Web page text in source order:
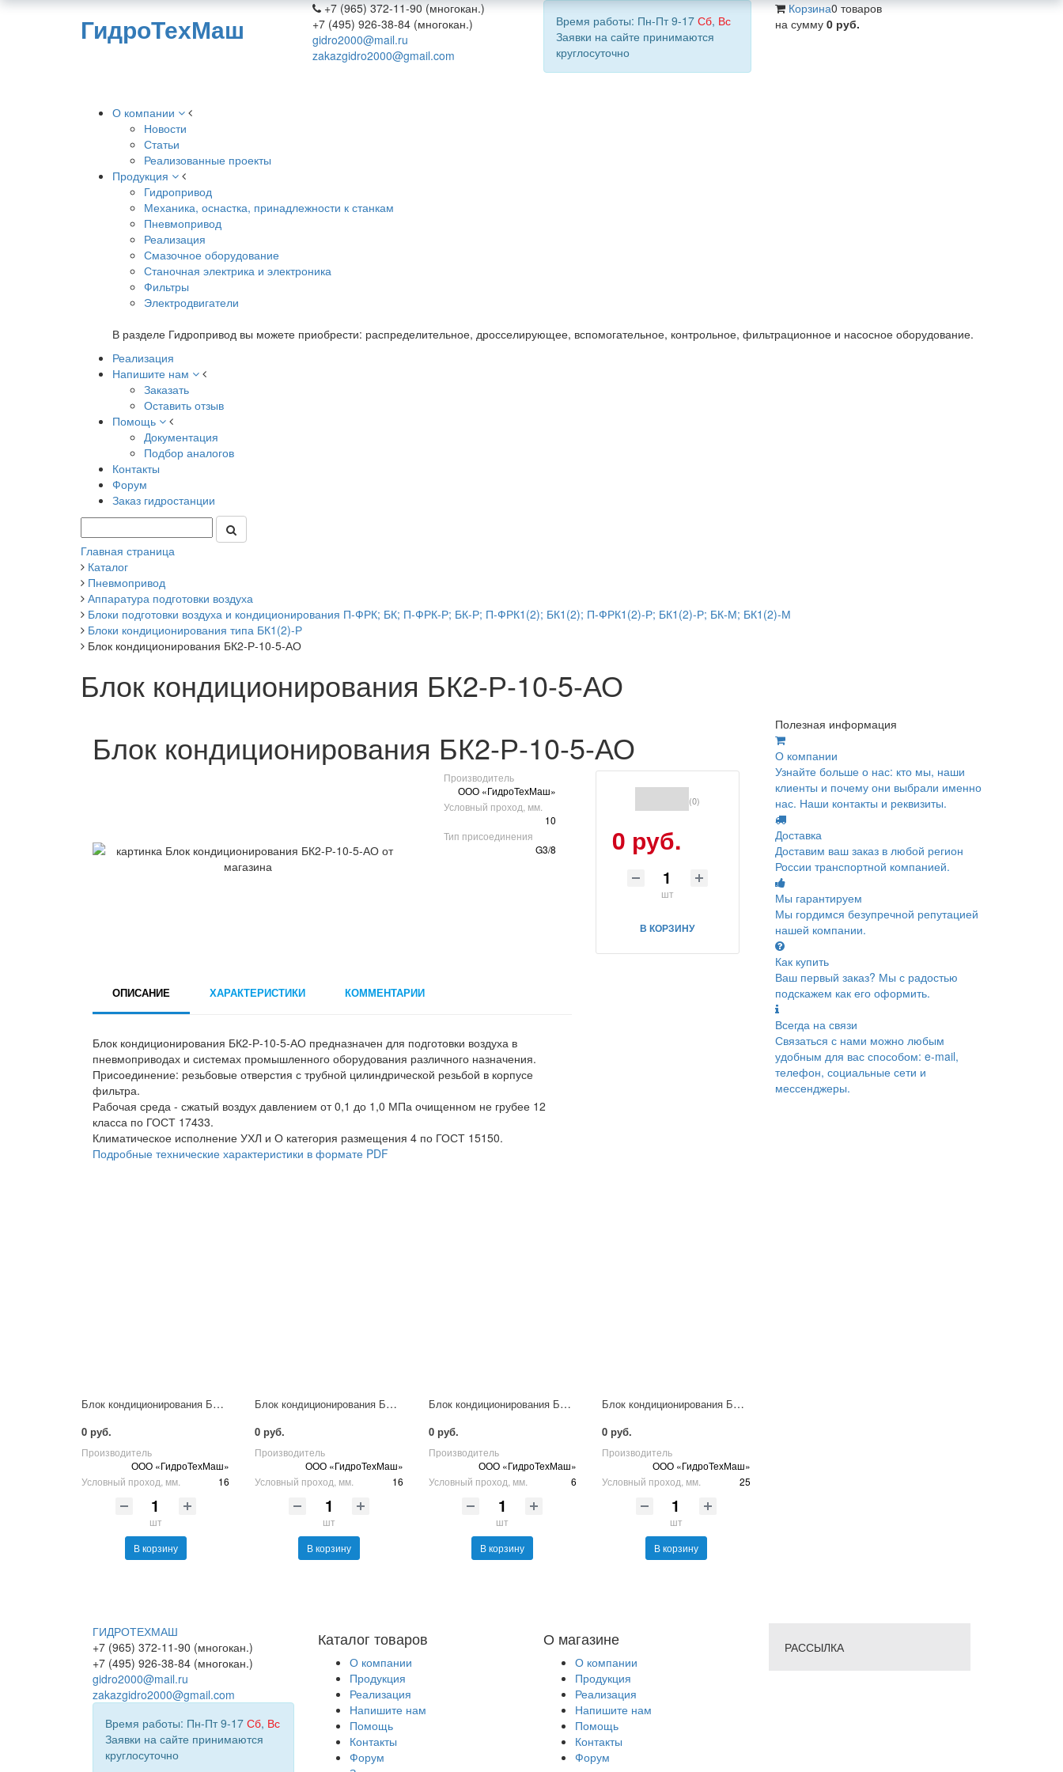
ГидроТехМаш
+7 (965) 372-11-90 (многокан.)
+7 (495) 926-38-84 (многокан.)
gidro2000@mail.ru
zakazgidro2000@gmail.com
Время работы: Пн-Пт 9-17 Сб, Вс
Заявки на сайте принимаются
круглосуточно
Корзина0 товаров
на сумму 0 руб.
О компании
Новости
Статьи
Реализованные проекты
Продукция
Гидропривод
Механика, оснастка, принадлежности к станкам
Пневмопривод
Реализация
Смазочное оборудование
Станочная электрика и электроника
Фильтры
Электродвигатели
В разделе Гидропривод вы можете приобрести: распределительное, дросселирующее, вспомогательное, контрольное, фильтрационное и насосное оборудование.
Реализация
Напишите нам
Заказать
Оставить отзыв
Помощь
Документация
Подбор аналогов
Контакты
Форум
Заказ гидростанции
Главная страница
Каталог
Пневмопривод
Аппаратура подготовки воздуха
Блоки подготовки воздуха и кондиционирования П-ФРК; БК; П-ФРК-Р; БК-Р; П-ФРК1(2); БК1(2); П-ФРК1(2)-Р; БК1(2)-Р; БК-М; БК1(2)-М
Блоки кондиционирования типа БК1(2)-Р
Блок кондиционирования БК2-Р-10-5-АО
Блок кондиционирования БК2-Р-10-5-АО
Блок кондиционирования БК2-Р-10-5-АО
Производитель
ООО «ГидроТехМаш»
Условный проход, мм.
10
Тип присоединения
G3/8
(0)
0 руб.
шт
В КОРЗИНУ
ОПИСАНИЕ ХАРАКТЕРИСТИКИ КОММЕНТАРИИ
Блок кондиционирования БК2-Р-10-5-АО предназначен для подготовки воздуха в
пневмоприводах и системах промышленного оборудования различного назначения.
Присоединение: резьбовые отверстия с трубной цилиндрической резьбой в корпусе
фильтра.
Рабочая среда - сжатый воздух давлением от 0,1 до 1,0 МПа очищенном не грубее 12
класса по ГОСТ 17433.
Климатическое исполнение УХЛ и О категория размещения 4 по ГОСТ 15150.
Подробные технические характеристики в формате PDF
Блок кондиционирования БК1-Р-16
0 руб.
Производитель
ООО «ГидроТехМаш»
Условный проход, мм.
16
шт
В корзину
Блок кондиционирования БК2-Р-16
0 руб.
Производитель
ООО «ГидроТехМаш»
Условный проход, мм.
16
шт
В корзину
Блок кондиционирования БК1-Р-6-5
0 руб.
Производитель
ООО «ГидроТехМаш»
Условный проход, мм.
6
шт
В корзину
Блок кондиционирования БК2-Р-25-5
0 руб.
Производитель
ООО «ГидроТехМаш»
Условный проход, мм.
25
шт
В корзину
Полезная информация
О компании
Узнайте больше о нас: кто мы, наши
клиенты и почему они выбрали именно
нас. Наши контакты и реквизиты.
Доставка
Доставим ваш заказ в любой регион
России транспортной компанией.
Мы гарантируем
Мы гордимся безупречной репутацией
нашей компании.
Как купить
Ваш первый заказ? Мы с радостью
подскажем как его оформить.
Всегда на связи
Связаться с нами можно любым
удобным для вас способом: e-mail,
телефон, социальные сети и
мессенджеры.
О магазине
О компании
Продукция
Реализация
Напишите нам
Помощь
Контакты
Форум
Каталог товаров
О компании
Продукция
Реализация
Напишите нам
Помощь
Контакты
Форум
РАССЫЛКА
ГИДРОТЕХМАШ
+7 (965) 372-11-90 (многокан.)
+7 (495) 926-38-84 (многокан.)
gidro2000@mail.ru
zakazgidro2000@gmail.com
Время работы: Пн-Пт 9-17 Сб, Вс
Заявки на сайте принимаются
круглосуточно